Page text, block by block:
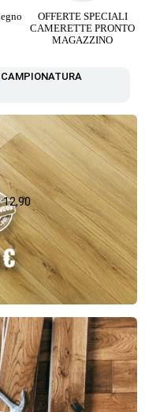
Parquet Maxi Plancia 3
Strip da 12,90 €
CAMPIONATURA